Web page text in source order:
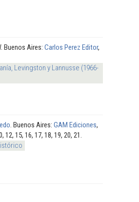
. Buenos Aires: Carlos Perez Editor,
Levingston y Lannusse (1966-
. Buenos Aires: GAM Ediciones,
15, 16, 17, 18, 19, 20, 21.